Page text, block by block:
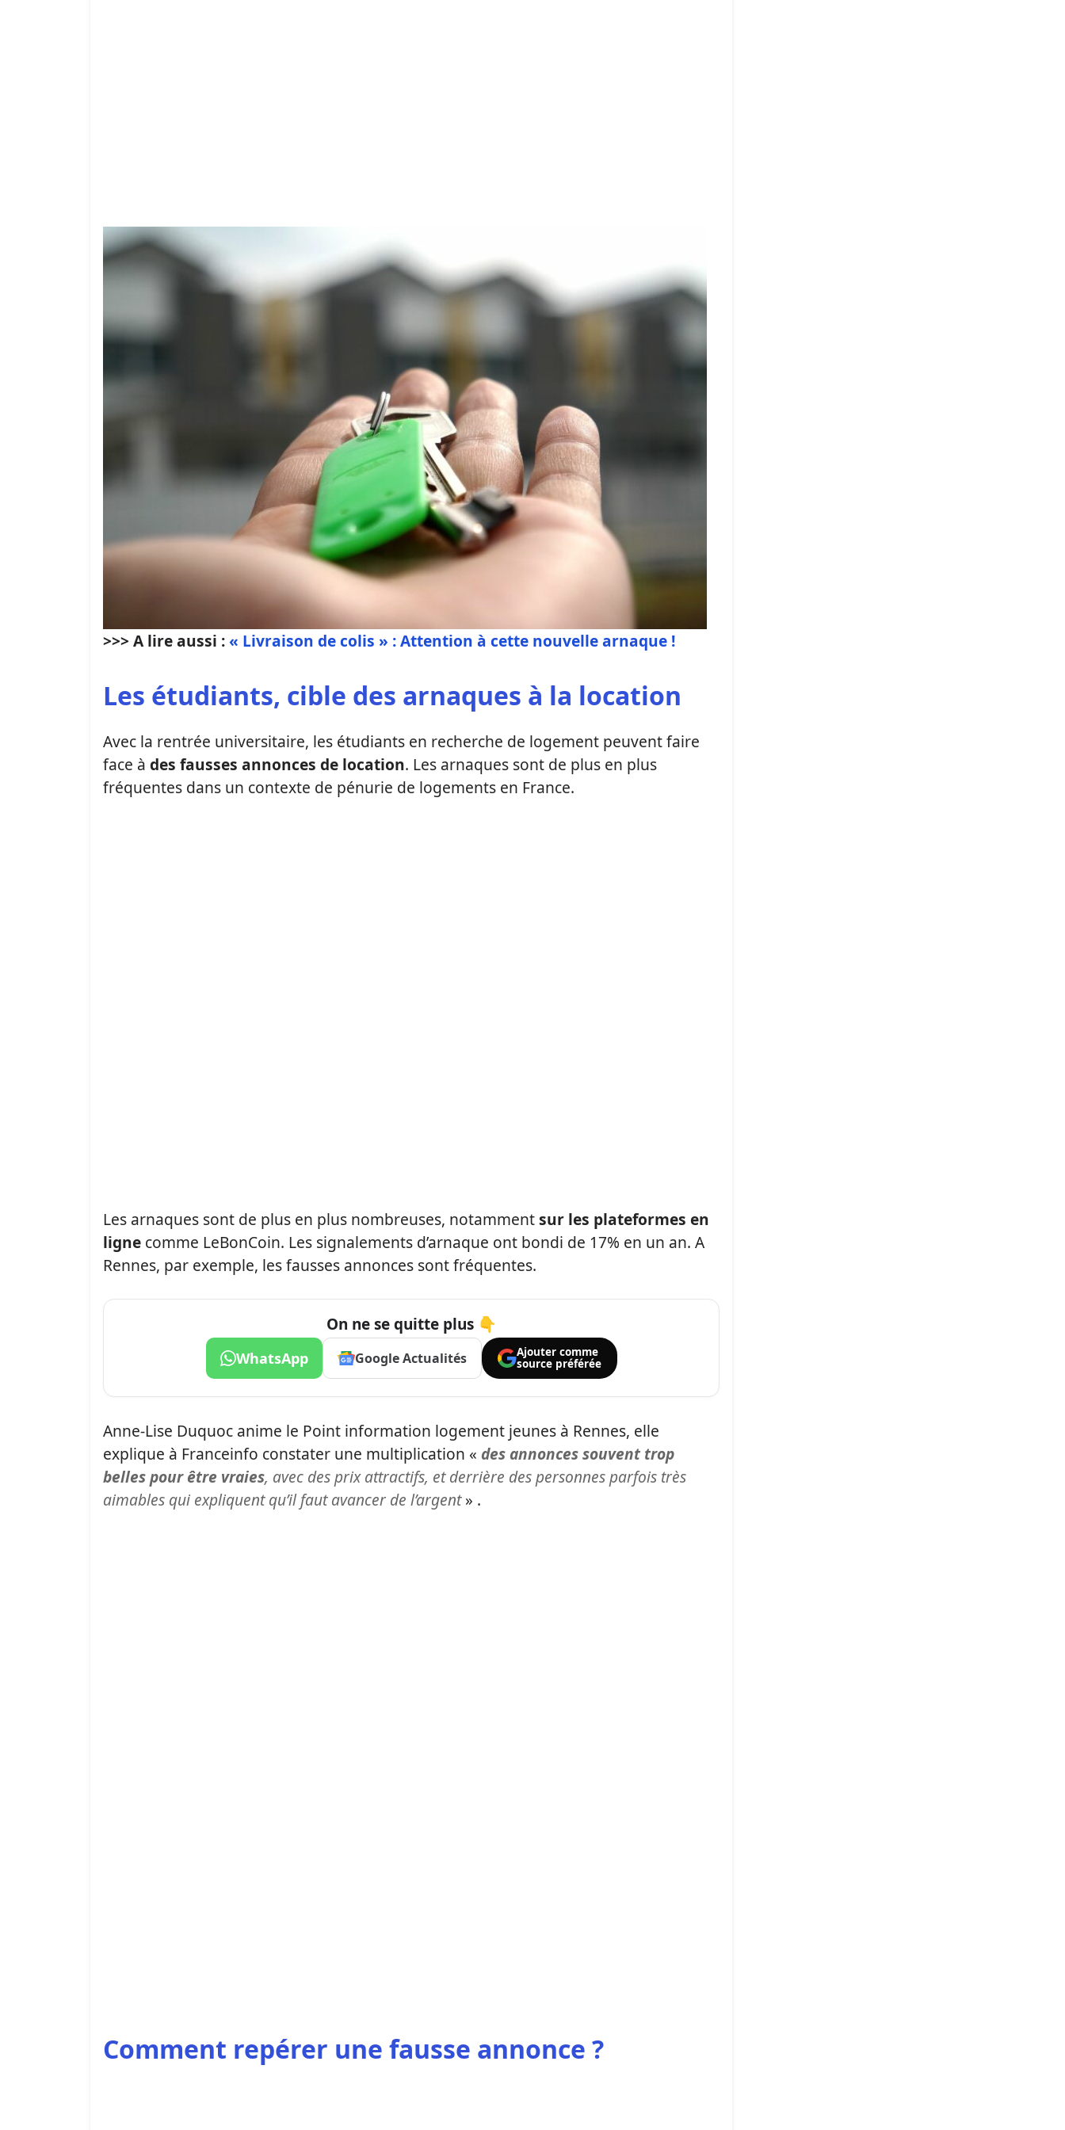
>>> A lire aussi :« Livraison de colis » : Attention à cette nouvelle arnaque !
Les étudiants, cible des arnaques à la location
Avec la rentrée universitaire, les étudiants en recherche de logement peuvent faire
face à des fausses annonces de location. Les arnaques sont de plus en plus
fréquentes dans un contexte de pénurie de logements en France.
Les arnaques sont de plus en plus nombreuses, notammentsur les plateformes en
ligne comme LeBonCoin. Les signalements d’arnaque ont bondi de 17% en un an. A
Rennes, par exemple, les fausses annonces sont fréquentes.
On ne se quitte plus 👇
WhatsApp Google Actualités
Ajouter comme
source préférée
Anne-Lise Duquoc anime le Point information logement jeunes à Rennes, elle
explique à Franceinfo constater une multiplication « des annonces souvent trop
belles pour être vraies, avec des prix attractifs, et derrière des personnes parfois très
aimables qui expliquent qu’il faut avancer de l’argent» .
Comment repérer une fausse annonce ?